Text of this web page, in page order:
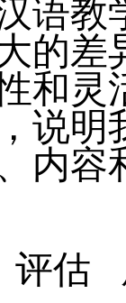
语
的差
和
说明
内容
评估